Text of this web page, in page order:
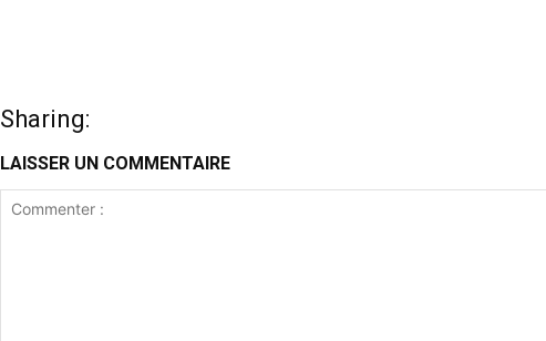
Sharing:
LAISSER UN COMMENTAIRE